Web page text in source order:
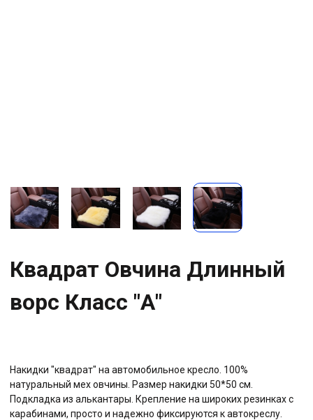
Квадрат Овчина Длинный
ворс Класс "А"
Накидки "квадрат" на автомобильное кресло. 100%
натуральный мех овчины. Размер накидки 50*50 см.
Подкладка из алькантары. Крепление на широких резинках с
карабинами, просто и надежно фиксируются к автокреслу.